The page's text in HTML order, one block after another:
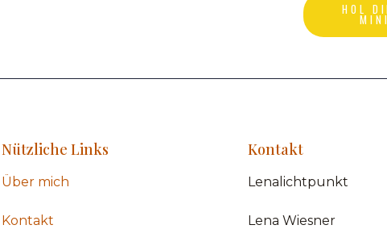
HOL
Nützliche Links
Über mich
Kontakt
Kontakt
Lenalichtpunkt
Lena Wiesner